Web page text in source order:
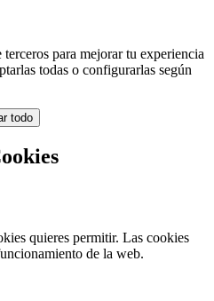
para mejorar tu experiencia
todas o configurarlas según
todo
quieres permitir. Las cookies
de la web.